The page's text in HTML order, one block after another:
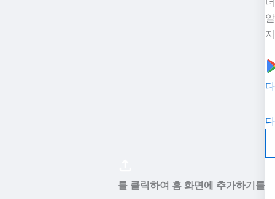
를 클릭하여 홈 화면에 추가하기를